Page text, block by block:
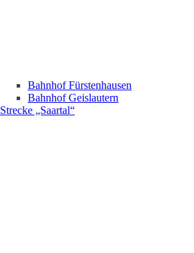
Bahnhof Fürstenhausen
Bahnhof Geislautern
Strecke „Saartal“